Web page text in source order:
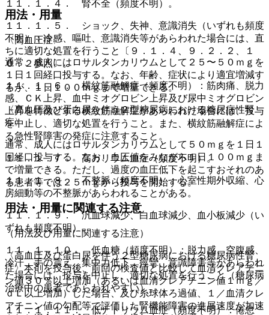
１１．１．４． 腎不全（頻度不明）。
１１．１．５． ショック、失神、意識消失（いずれも頻度
不明）：冷感、嘔吐、意識消失等があらわれた場合には、直
ちに適切な処置を行うこと〔９．１．４、９．２．２、１
０．２参照〕。
１１．１．６． 横紋筋融解症（頻度不明）：筋肉痛、脱力
感、ＣＫ上昇、血中ミオグロビン上昇及び尿中ミオグロビン
上昇を特徴とする横紋筋融解症があらわれた場合には、投与
を中止し、適切な処置を行うこと。また、横紋筋融解症によ
る急性腎障害の発症に注意すること。
１１．１．７． 高カリウム血症（頻度不明）。
１１．１．８． 不整脈（頻度不明）：心室性期外収縮、心
房細動等の不整脈があらわれることがある。
１１．１．９． 汎血球減少、白血球減少、血小板減少（い
ずれも頻度不明）。
１１．１．１０． 低血糖（頻度不明）：脱力感、空腹感、
冷汗、手の震え、集中力低下、痙攣、意識障害等があらわれ
た場合には、投与を中止し、適切な処置を行うこと（糖尿病
治療中の患者であらわれやすい）。
１１．１．１１． 低ナトリウム血症（頻度不明）：倦怠
用法・用量
〈高血圧症〉
通常、成人にはロサルタンカリウムとして２５〜５０ｍｇを
１日１回経口投与する。なお、年齢、症状により適宜増減す
るが、１日１００ｍｇまで増量できる。
〈高血圧及び蛋白尿を伴う２型糖尿病における糖尿病性腎
症〉
通常、成人にはロサルタンカリウムとして５０ｍｇを１日１
回経口投与する。なお、血圧値をみながら１日１００ｍｇま
で増量できる。ただし、過度の血圧低下を起こすおそれのあ
る患者等では２５ｍｇから投与を開始する。
用法・用量に関連する注意
（用法及び用量に関連する注意）
〈高血圧及び蛋白尿を伴う２型糖尿病における糖尿病性腎
症〉本剤を投与後、前回の検査値と比較して血清クレアチニ
ン値３０％以上増加（あるいは血清クレアチニン値１ｍｇ／
ｄＬ以上増加）した場合、及び糸球体ろ過値、１／血清クレ
アチニン値の勾配等で評価した腎機能障害の進展速度が加速